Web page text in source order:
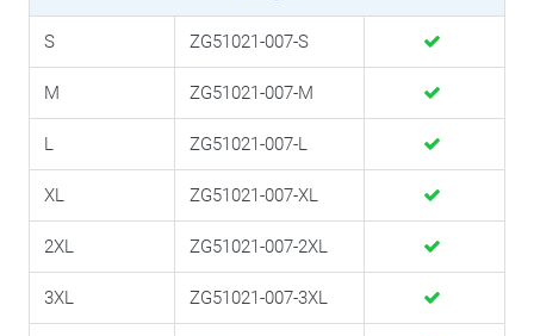
S ZG51021-007-S
M ZG51021-007-M
L ZG51021-007-L
XL ZG51021-007-XL
2XL ZG51021-007-2XL
3XL ZG51021-007-3XL